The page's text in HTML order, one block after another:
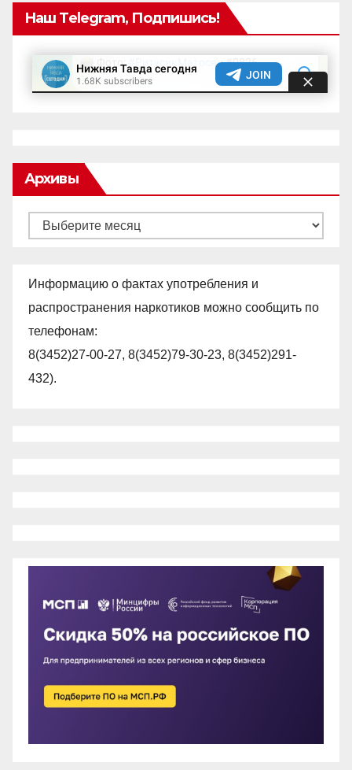
Наш Telegram, Подпишись!
Архивы
Архивы
Информацию о фактах употребления и
распространения наркотиков можно сообщить по
телефонам:
8(3452)27-00-27, 8(3452)79-30-23, 8(3452)291-
432).